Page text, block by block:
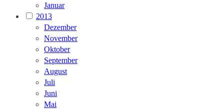
Januar
2013
Dezember
November
Oktober
September
August
Juli
Juni
Mai